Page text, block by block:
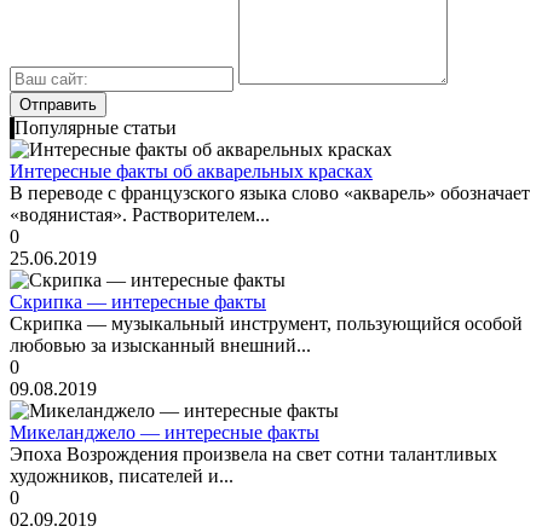
Популярные статьи
Интересные факты об акварельных красках
В переводе с французского языка слово «акварель» обозначает
«водянистая». Растворителем...
0
25.06.2019
Скрипка — интересные факты
Скрипка — музыкальный инструмент, пользующийся особой
любовью за изысканный внешний...
0
09.08.2019
Микеланджело — интересные факты
Эпоха Возрождения произвела на свет сотни талантливых
художников, писателей и...
0
02.09.2019